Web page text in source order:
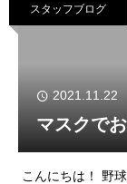
スタッフブログ
2021.11.22
マスクで
こんにちは！ 野